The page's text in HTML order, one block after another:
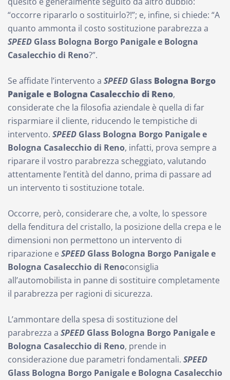
“occorre ripararlo o sostituirlo?!”; e, infine, si chiede: “A
quanto ammonta il costo sostituzione parabrezza a
SPEED Glass Bologna Borgo Panigale e Bologna
Casalecchio di Reno?”.
Se affidate l’intervento a SPEED Glass Bologna Borgo
Panigale e Bologna Casalecchio di Reno,
considerate che la filosofia aziendale è quella di far
risparmiare il cliente, riducendo le tempistiche di
intervento. SPEED Glass Bologna Borgo Panigale e
Bologna Casalecchio di Reno, infatti, prova sempre a
riparare il vostro parabrezza scheggiato, valutando
attentamente l’entità del danno, prima di passare ad
un intervento ti sostituzione totale.
Occorre, però, considerare che, a volte, lo spessore
della fenditura del cristallo, la posizione della crepa e le
dimensioni non permettono un intervento di
riparazione eSPEED Glass Bologna Borgo Panigale e
Bologna Casalecchio di Renoconsiglia
all’automobilista in panne di sostituire completamente
il parabrezza per ragioni di sicurezza.
L’ammontare della spesa di sostituzione del
parabrezza a SPEED Glass Bologna Borgo Panigale e
Bologna Casalecchio di Reno, prende in
considerazione due parametri fondamentali. SPEED
Glass Bologna Borgo Panigale e Bologna Casalecchio